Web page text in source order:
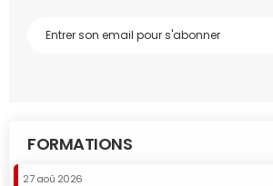
FORMATIONS
27 aoû 2026